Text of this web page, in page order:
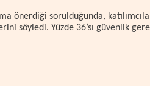
önerdiği sorulduğunda,
söyledi. Yüzde 36’sı güvenlik